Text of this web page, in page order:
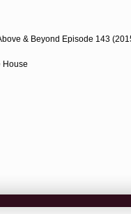
& Beyond Episode 143
House